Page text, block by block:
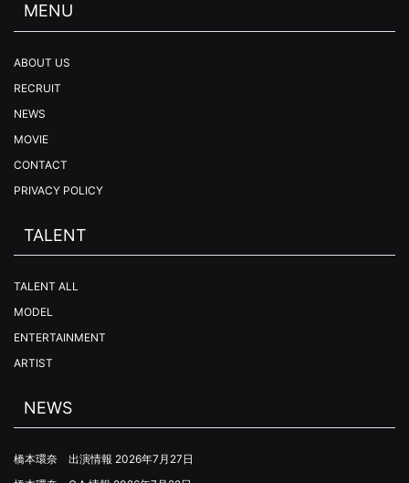
MENU
ABOUT US
RECRUIT
NEWS
MOVIE
CONTACT
PRIVACY POLICY
TALENT
TALENT ALL
MODEL
ENTERTAINMENT
ARTIST
NEWS
橋本環奈 出演情報 2026年7月27日